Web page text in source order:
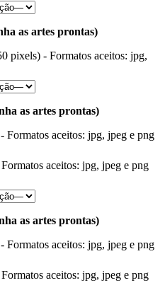
as artes prontas)
pixels) - Formatos aceitos: jpg,
as artes prontas)
Formatos aceitos: jpg, jpeg e png
aceitos: jpg, jpeg e png
as artes prontas)
Formatos aceitos: jpg, jpeg e png
aceitos: jpg, jpeg e png